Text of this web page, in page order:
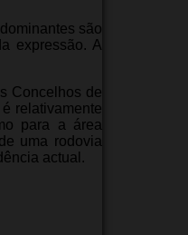
são
expressão. A
Concelhos de
relativamente
para a área
uma rodovia
actual.